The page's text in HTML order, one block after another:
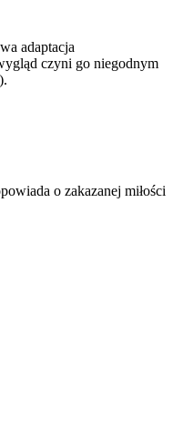
adaptacja
czyni go niegodnym
o zakazanej miłości